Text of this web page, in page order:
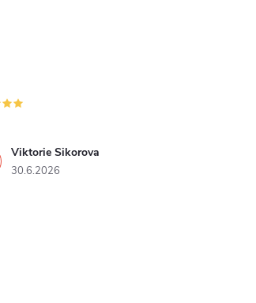
Viktorie Sikorova
30.6.2026